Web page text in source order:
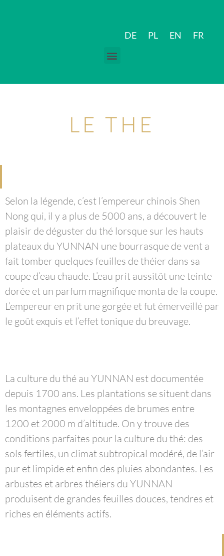
DE PL EN FR
LE THE
Selon la légende, c’est l’empereur chinois Shen
Nong qui, il y a plus de 5000 ans, a découvert le
plaisir de déguster du thé lorsque sur les hauts
plateaux du YUNNAN une bourrasque de vent a
fait tomber quelques feuilles de théier dans sa
coupe d’eau chaude. L’eau prit aussitôt une teinte
dorée et un parfum magnifique monta de la coupe.
L’empereur en prit une gorgée et fut émerveillé par
le goût exquis et l’effet tonique du breuvage.
La culture du thé au YUNNAN est documentée
depuis 1700 ans. Les plantations se situent dans
les montagnes enveloppées de brumes entre
1200 et 2000 m d’altitude. On y trouve des
conditions parfaites pour la culture du thé: des
sols fertiles, un climat subtropical modéré, de l’air
pur et limpide et enfin des pluies abondantes. Les
arbustes et arbres théiers du YUNNAN
produisent de grandes feuilles douces, tendres et
riches en éléments actifs.